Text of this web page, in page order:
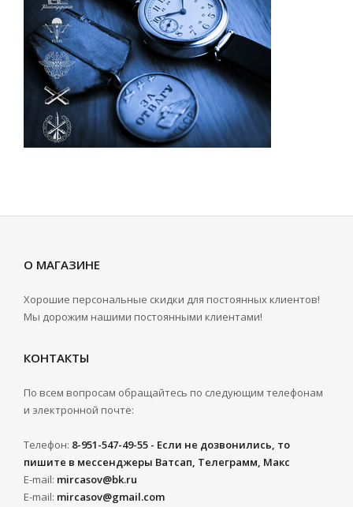
О МАГАЗИНЕ
Хорошие персональные скидки для постоянных клиентов!
Мы дорожим нашими постоянными клиентами!
КОНТАКТЫ
По всем вопросам обращайтесь по следующим телефонам
и электронной почте:
Телефон: 8-951-547-49-55 - Если не дозвонились, то
пишите в мессенджеры Ватсап, Телеграмм, Макс
E-mail: mircasov@bk.ru
E-mail: mircasov@gmail.com